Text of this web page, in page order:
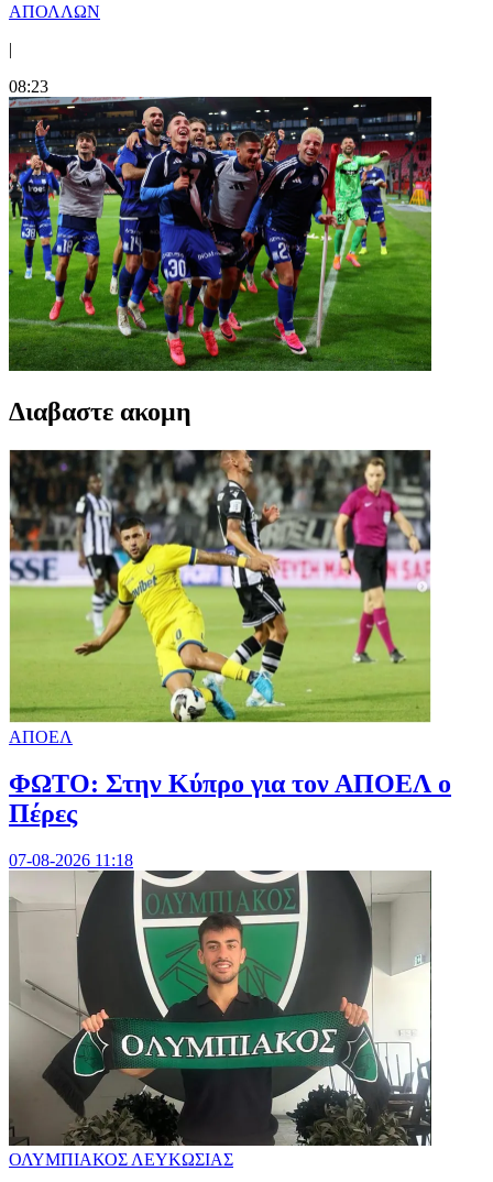
ΑΠΟΛΛΩΝ
|
08:23
Διαβαστε ακομη
ΑΠΟΕΛ
ΦΩΤΟ: Στην Κύπρο για τον ΑΠΟΕΛ ο
Πέρες
07-08-2026 11:18
ΟΛΥΜΠΙΑΚΟΣ ΛΕΥΚΩΣΙΑΣ